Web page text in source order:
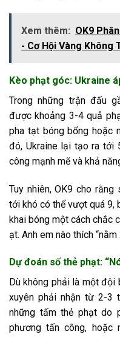
Xem thêm: OK9
- Cơ Hội Vàng Không
Kèo phạt góc: Ukraine
Trong những trận đấu
được khoảng 3-4 quả
pha tạt bóng bổng hoặc
đó, Ukraine lại tạo ra tới
công mạnh mẽ và khả
Tuy nhiên, OK9 cho
tới khó có thể vượt quá 9,
khai bóng một cách chắc
ạt. Anh em nào thích
Dự đoán số thẻ phạt:
Dù không phải là một
xuyên phải nhận từ 2-3
những tấm thẻ phạt do
phương tấn công, hoặc